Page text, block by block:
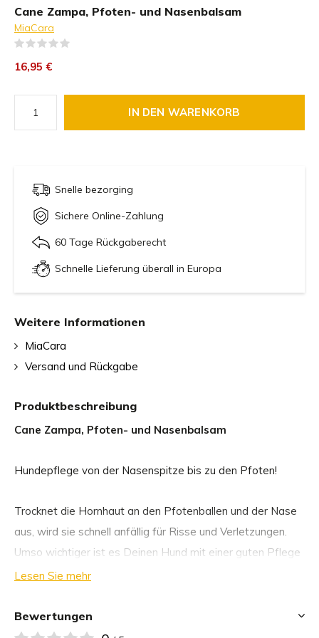
Cane Zampa, Pfoten- und Nasenbalsam
MiaCara
16,95 €
IN DEN WARENKORB
Snelle bezorging
Sichere Online-Zahlung
60 Tage Rückgaberecht
Schnelle Lieferung überall in Europa
Produktbeschreibung
Cane Zampa, Pfoten- und Nasenbalsam
Hundepflege von der Nasenspitze bis zu den Pfoten!
Trocknet die Hornhaut an den Pfotenballen und der Nase
aus, wird sie schnell anfällig für Risse und Verletzungen.
Umso wichtiger ist es Deinen Hund mit einer guten Pflege
zu unterstützen.
Zampa Pfoten- & Nasenbalsam wurde entwickelt, um
trockene und juckende Pfotenballen zu schützen und einer
Lesen Sie mehr
Weitere Informationen
MiaCara
Versand und Rückgabe
Bewertungen